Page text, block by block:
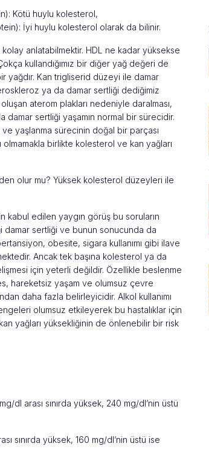
Kötü huylu kolesterol,
İyi huylu kolesterol olarak da bilinir.
anlatabilmektir. HDL ne kadar yüksekse
kullandığımız bir diğer yağ değeri de
Kan trigliserid düzeyi ile damar
ya da damar sertliği dediğimiz
aterom plakları nedeniyle daralması,
damar sertliği yaşamın normal bir sürecidir.
yaşlanma sürecinin doğal bir parçası
birlikte kolesterol ve kan yağları
olur mu? Yüksek kolesterol düzeyleri ile
kabul edilen yaygın görüş bu soruların
damar sertliği ve bunun sonucunda da
obesite, sigara kullanımı gibi ilave
Ancak tek başına kolesterol ya da
için yeterli değildir. Özellikle beslenme
hareketsiz yaşam ve olumsuz çevre
daha fazla belirleyicidir. Alkol kullanımı
olumsuz etkileyerek bu hastalıklar için
yağları yüksekliğinin de önlenebilir bir risk
dl arası sınırda yüksek, 240 mg/dl’nin üstü
sınırda yüksek, 160 mg/dl’nin üstü ise